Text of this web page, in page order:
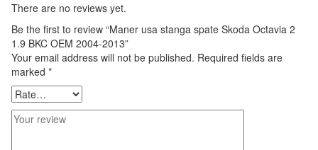
There are no reviews yet.
Be the first to review “Maner usa stanga spate Skoda Octavia 2
1.9 BKC OEM 2004-2013”
Your email address will not be published. Required fields are
marked *